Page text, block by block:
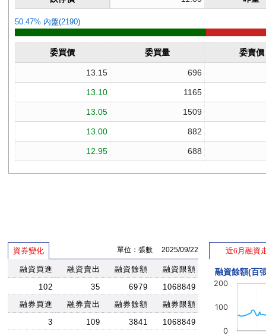
資券變化 單位：張數 2025/09/22
融資買進 融資賣出 融資餘額
融資限額
102
35 6979
1068849
融券買進
融券賣出 融券餘額
融券限額
3
109 3841 1068849
近6月融資
融資餘額(百
0
100
200